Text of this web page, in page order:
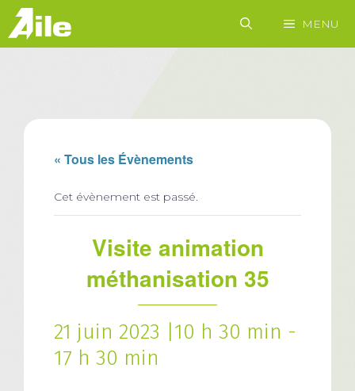
Aller
contenu
MENU
« Tous les Évènements
Cet évènement est passé.
Visite animation
méthanisation 35
21 juin 2023 |10 h 30 min -
17 h 30 min